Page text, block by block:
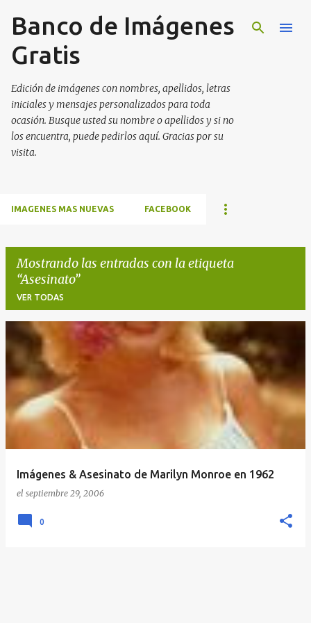
Ir al contenido principal
Banco de Imágenes
Gratis
Edición de imágenes con nombres, apellidos, letras
iniciales y mensajes personalizados para toda
ocasión. Busque usted su nombre o apellidos y si no
los encuentra, puede pedirlos aquí. Gracias por su
visita.
IMAGENES MAS NUEVAS FACEBOOK
Mostrando las entradas con la etiqueta
Asesinato
VER TODAS
E
t
a
Imágenes & Asesinato de Marilyn Monroe en 1962
el septiembre 29, 2006
0